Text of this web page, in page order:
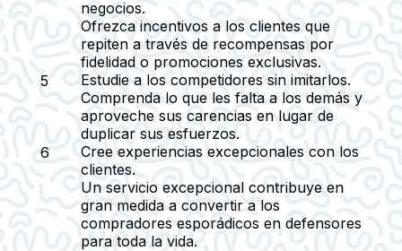
negocios.
Ofrezca incentivos a los clientes que
repiten a través de recompensas por
fidelidad o promociones exclusivas.
Estudie a los competidores sin imitarlos.
Comprenda lo que les falta a los demás y
aproveche sus carencias en lugar de
duplicar sus esfuerzos.
Cree experiencias excepcionales con los
clientes.
Un servicio excepcional contribuye en
gran medida a convertir a los
compradores esporádicos en defensores
para toda la vida.